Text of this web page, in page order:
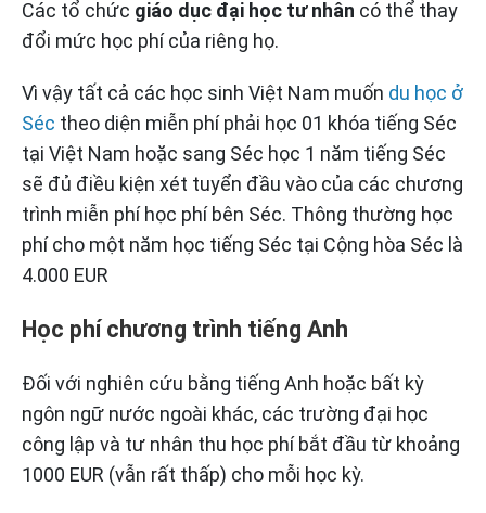
Các tổ chức giáo dục đại học tư nhân có thể thay
đổi mức học phí của riêng họ.
Vì vậy tất cả các học sinh Việt Nam muốn du học ở
Séc theo diện miễn phí phải học 01 khóa tiếng Séc
tại Việt Nam hoặc sang Séc học 1 năm tiếng Séc
sẽ đủ điều kiện xét tuyển đầu vào của các chương
trình miễn phí học phí bên Séc. Thông thường học
phí cho một năm học tiếng Séc tại Cộng hòa Séc là
4.000 EUR
Học phí chương trình tiếng Anh
Đối với nghiên cứu bằng tiếng Anh hoặc bất kỳ
ngôn ngữ nước ngoài khác, các trường đại học
công lập và tư nhân thu học phí bắt đầu từ khoảng
1000 EUR (vẫn rất thấp) cho mỗi học kỳ.